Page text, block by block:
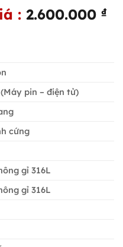
2.600.000₫
pin – điện tử)
cứng
gỉ 316L
gỉ 316L